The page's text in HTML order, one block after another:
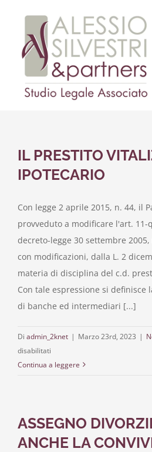
contenuto
Home
Come fare
Contatti
IL PRESTITO
IPOTECARIO
Con legge 2 aprile 2015, n. 44, il
provveduto a modificare l'art. 11-
decreto-legge 30 settembre
con modificazioni, dalla L. 2
materia di disciplina del c.d.
Con tale espressione si definisce
di banche ed intermediari [...]
Di admin_2knet | Marzo 23rd, 2023 |
disabilitati
IL
Continua a leggere
ASSEGNO
ANCHE LA